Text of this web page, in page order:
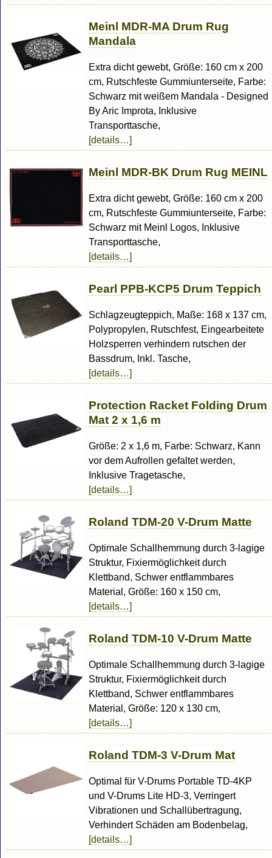
Meinl MDR-MA Drum Rug
Mandala
Extra dicht gewebt, Größe: 160 cm x 200
cm, Rutschfeste Gummiunterseite, Farbe:
Schwarz mit weißem Mandala - Designed
By Aric Improta, Inklusive
Transporttasche,
[details…]
Meinl MDR-BK Drum Rug MEINL
Extra dicht gewebt, Größe: 160 cm x 200
cm, Rutschfeste Gummiunterseite, Farbe:
Schwarz mit Meinl Logos, Inklusive
Transporttasche,
[details…]
Pearl PPB-KCP5 Drum Teppich
Schlagzeugteppich, Maße: 168 x 137 cm,
Polypropylen, Rutschfest, Eingearbeitete
Holzsperren verhindern rutschen der
Bassdrum, Inkl. Tasche,
[details…]
Protection Racket Folding Drum
Mat 2 x 1,6 m
Größe: 2 x 1,6 m, Farbe: Schwarz, Kann
vor dem Aufrollen gefaltet werden,
Inklusive Tragetasche,
[details…]
Roland TDM-20 V-Drum Matte
Optimale Schallhemmung durch 3-lagige
Struktur, Fixiermöglichkeit durch
Klettband, Schwer entflammbares
Material, Größe: 160 x 150 cm,
[details…]
Roland TDM-10 V-Drum Matte
Optimale Schallhemmung durch 3-lagige
Struktur, Fixiermöglichkeit durch
Klettband, Schwer entflammbares
Material, Größe: 120 x 130 cm,
[details…]
Roland TDM-3 V-Drum Mat
Optimal für V-Drums Portable TD-4KP
und V-Drums Lite HD-3, Verringert
Vibrationen und Schallübertragung,
Verhindert Schäden am Bodenbelag,
[details…]